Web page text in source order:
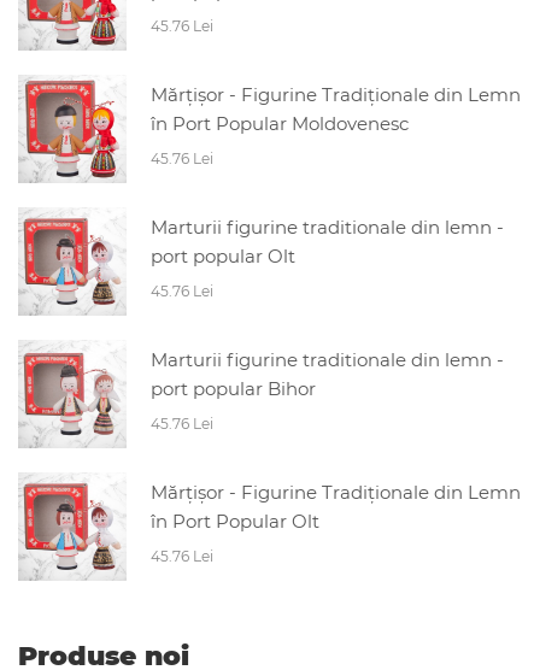
45.76 Lei
Mărțișor - Figurine Tradiționale din Lemn
în Port Popular Moldovenesc
45.76 Lei
Marturii figurine traditionale din lemn -
port popular Olt
45.76 Lei
Marturii figurine traditionale din lemn -
port popular Bihor
45.76 Lei
Mărțișor - Figurine Tradiționale din Lemn
în Port Popular Olt
45.76 Lei
Produse noi